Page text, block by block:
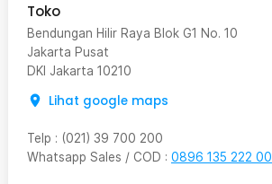
Toko
Bendungan Hilir Raya Blok G1 No. 10
Jakarta Pusat
DKI Jakarta 10210
Lihat google maps
Telp : (021) 39 700 200
Whatsapp Sales / COD : 0896 135 222 00